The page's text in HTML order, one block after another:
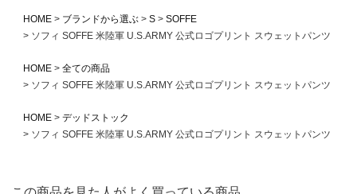
HOME ブランドから選ぶ S
SOFFE
ソフィ SOFFE 米陸軍 U.S.ARMY 公式ロゴプリント スウェットパンツ
HOME
全ての商品
ソフィ SOFFE 米陸軍 U.S.ARMY 公式ロゴプリント スウェットパンツ
HOME
デッドストック
ソフィ SOFFE 米陸軍 U.S.ARMY 公式ロゴプリント スウェットパンツ